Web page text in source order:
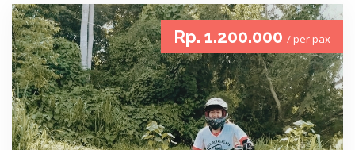
Rp. 1.200.000 / per pax